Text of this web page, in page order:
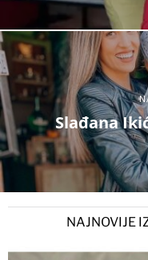
Slađana
NAJNOVIJE